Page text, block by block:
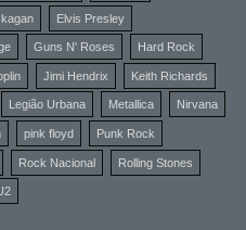
Elvis Presley
Guns N' Roses Hard Rock
Jimi Hendrix Keith Richards
Legião Urbana Metallica Nirvana
pink floyd Punk Rock
Rock Nacional Rolling Stones